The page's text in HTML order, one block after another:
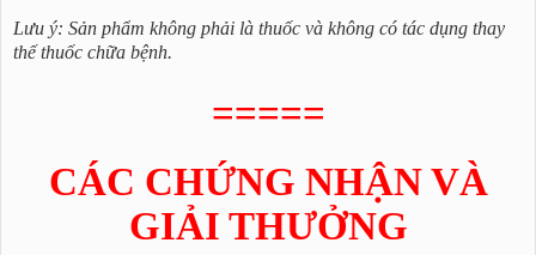
Lưu ý: Sản phẩm không phải là thuốc và không có tác dụng thay
thế thuốc chữa bệnh.
=====
CÁC CHỨNG NHẬN VÀ
GIẢI THƯỞNG